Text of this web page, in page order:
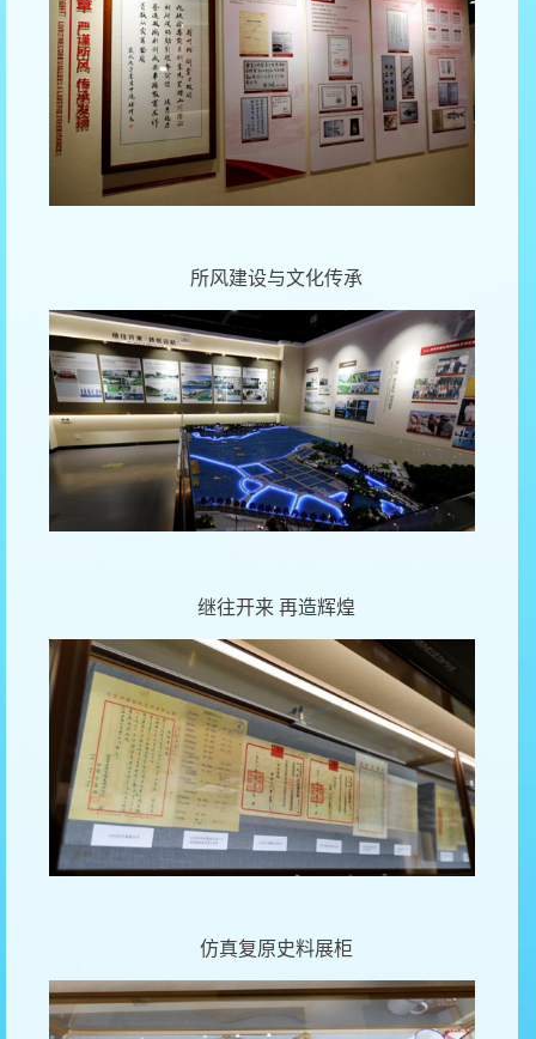
所风建设与文化传承
继往开来 再造辉煌
仿真复原史料展柜